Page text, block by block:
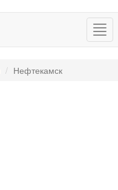
Нефтекамск